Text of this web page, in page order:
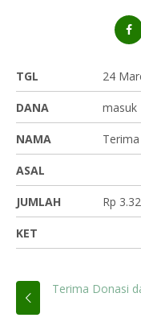
TGL 24
DANA masuk
NAMA
ASAL
JUMLAH Rp
KET
Terima Donasi